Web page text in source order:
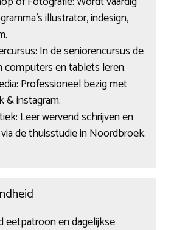
illustrator, indesign,
In de seniorencursus de
computers en tablets leren.
Professioneel bezig met
& instagram.
Leer wervend schrijven en
de thuisstudie in Noordbroek.
eetpatroon en dagelijkse